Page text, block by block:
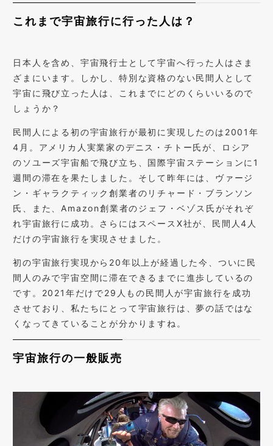
これまで宇宙旅行に行った人は？
日本人を含め、宇宙飛行士として宇宙へ行った人はさま
ざまにいます。しかし、特別な資格のない民間人として
宇宙に飛び立った人は、これまでにどのくらいいるので
しょうか？
民間人による初の宇宙旅行が最初に実現したのは2001年
4月。アメリカ人実業家のデニス・チトー氏が、ロシア
のソユーズ宇宙船で飛び立ち、国際宇宙ステーションに1
週間の滞在を果たしました。そして昨年には、ヴァージ
ン・ギャラクティック創業者のリチャード・ブランソン
氏、また、Amazon創業者のジェフ・ベゾス氏がそれぞ
れ宇宙旅行に成功。さらにはスペースX社が、民間人4人
だけの宇宙旅行を実現させました。
初の宇宙旅行実現から20年以上が経過した今、ついに民
間人のみで宇宙空間に滞在できるまでに進歩しているの
です。2021年だけで29人もの民間人が宇宙旅行を成功
させており、私たちにとって宇宙旅行は、夢の話ではな
くなってきていることが分かりますね。
宇宙旅行の一般販売